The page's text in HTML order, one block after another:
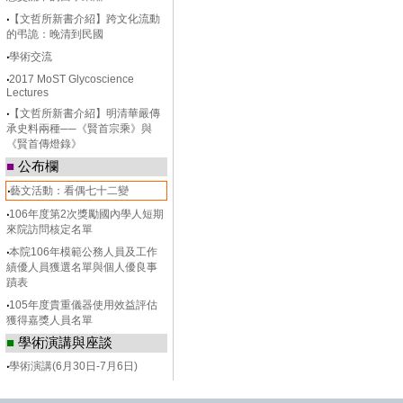
‧ 【文哲所新書介紹】跨文化流動
的弔詭：晚清到民國
‧學術交流
‧2017 MoST Glycoscience
Lectures
‧ 【文哲所新書介紹】明清華嚴傳
承史料兩種──《賢首宗乘》與
《賢首傳燈錄》
■ 公布欄
‧藝文活動：看偶七十二變
‧106年度第2次獎勵國內學人短期
來院訪問核定名單
‧本院106年模範公務人員及工作
績優人員獲選名單與個人優良事
蹟表
‧105年度貴重儀器使用效益評估
獲得嘉獎人員名單
■ 學術演講與座談
‧學術演講(6月30日-7月6日)